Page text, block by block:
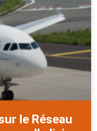
le Réseau